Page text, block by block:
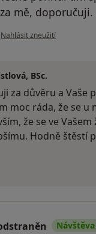
mě, doporučuji.
podle názoru uživatele Váš
Nahlásit zneužití
BSc.
za důvěru a Vaše
moc ráda, že se u
že se ve Vašem
Hodně štěstí